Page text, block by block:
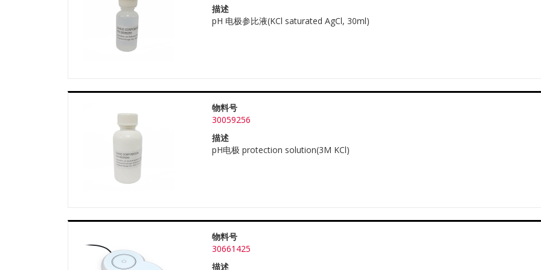
描述
pH 电极参比液(KCl saturated AgCl, 30ml)
物料号
30059256
描述
pH电极 protection solution(3M KCl)
物料号
30661425
描述